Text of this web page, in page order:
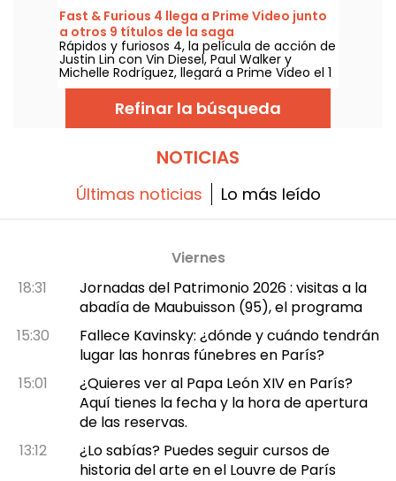
Fast & Furious 4 llega a Prime Video junto
a otros 9 títulos de la saga
Rápidos y furiosos 4, la película de acción de
Justin Lin con Vin Diesel, Paul Walker y
Michelle Rodríguez, llegará a Prime Video el 1
de agosto de 2026, junto a varios capítulos
Refinar la búsqueda
NOTICIAS
Últimas noticias Lo más leído
Viernes
18:31
Jornadas del Patrimonio 2026 : visitas a la
abadía de Maubuisson (95), el programa
15:30
Fallece Kavinsky: ¿dónde y cuándo tendrán
lugar las honras fúnebres en París?
15:01
¿Quieres ver al Papa León XIV en París?
Aquí tienes la fecha y la hora de apertura
de las reservas.
13:12
¿Lo sabías? Puedes seguir cursos de
historia del arte en el Louvre de París